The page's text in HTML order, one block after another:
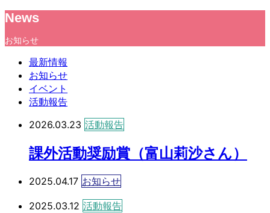
News
お知らせ
最新情報
お知らせ
イベント
活動報告
2026.03.23 活動報告
課外活動奨励賞（富山莉沙さん）
2025.04.17 お知らせ
2025.03.12 活動報告